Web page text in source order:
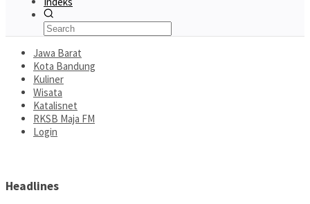
Jawa Barat
Kota Bandung
Kuliner
Wisata
Katalisnet
RKSB Maja FM
Login
Headlines